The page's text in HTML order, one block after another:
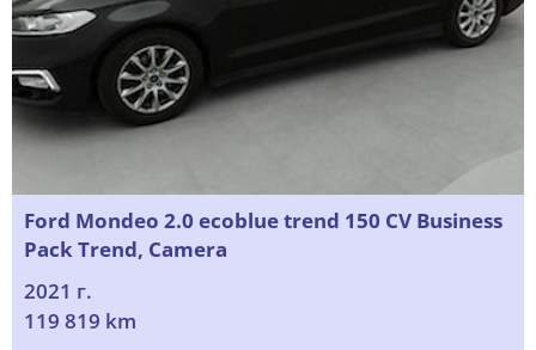
Ford Mondeo 2.0 ecoblue trend 150 CV Business
Pack Trend, Camera
2021 г.
119 819 km